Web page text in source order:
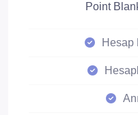
Point
Hesap